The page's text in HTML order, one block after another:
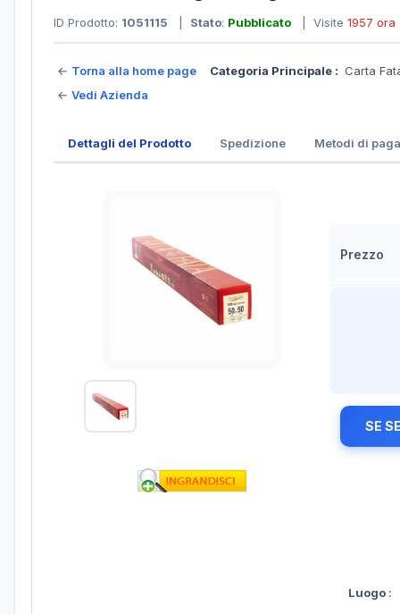
ID Prodotto: 1051115 Stato: Pubblicato | Visite 1957 ora
← Torna alla home page
← Vedi Azienda
Categoria Principale : Carta
Dettagli del Prodotto Spedizione Metodi di
Prezzo
SE
Luogo :